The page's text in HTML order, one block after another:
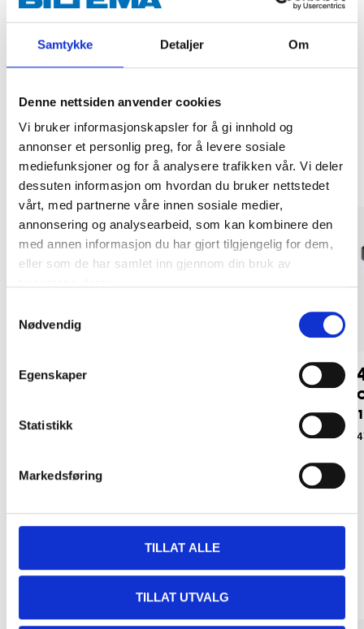
Samtykke Detaljer Om
Denne nettsiden anvender cookies
Vi bruker informasjonskapsler for å gi innhold og
annonser et personlig preg, for å levere sosiale
mediefunksjoner og for å analysere trafikken vår. Vi deler
dessuten informasjon om hvordan du bruker nettstedet
vårt, med partnerne våre innen sosiale medier,
annonsering og analysearbeid, som kan kombinere den
med annen informasjon du har gjort tilgjengelig for dem,
eller som de har samlet inn gjennom din bruk av
Nødvendig
Egenskaper
Statistikk
Markedsføring
TILLAT ALLE
TILLAT UTVALG
Kjøp & Hent
Kjøp & Hent i ditt varehus.
LES MER
Andre kunder har også kjøpt
5990
Relaterte produkter